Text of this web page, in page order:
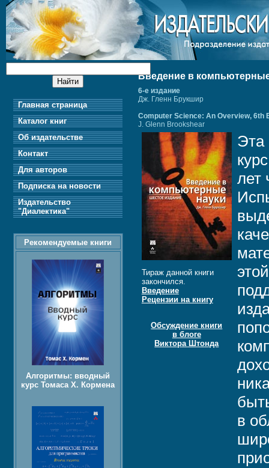
Введение в
6-е издание
Дж. Гленн Брукшир
Computer Science: An Overview, 6th
J. Glenn Brookshear
Тираж данной книги
закончился.
Введение
Рецензии на книгу
Обсуждение книги
в блоге
Виктора Штонда
Эта
лет
в
Главная страница
Каталог книг
Об издательстве
Контакт
Для авторов
Подписка на новости
Издательство
"Диалектика"
Рекомендуемые книги
Алгоритмы: вводный
курс Томаса Х. Кормена